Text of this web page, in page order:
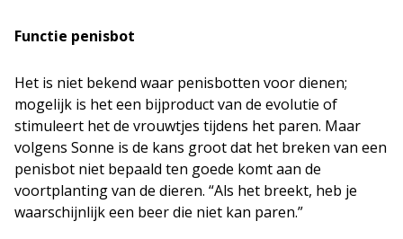
Functie penisbot
Het is niet bekend waar penisbotten voor dienen;
mogelijk is het een bijproduct van de evolutie of
stimuleert het de vrouwtjes tijdens het paren. Maar
volgens Sonne is de kans groot dat het breken van een
penisbot niet bepaald ten goede komt aan de
voortplanting van de dieren. “Als het breekt, heb je
waarschijnlijk een beer die niet kan paren.”